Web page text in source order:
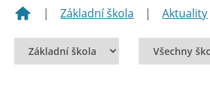
| Základní škola | Aktuality